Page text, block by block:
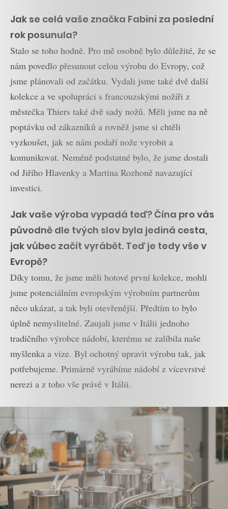
Jak se celá vaše značka Fabini za poslední
rok posunula?
Stalo se toho hodně. Pro mě osobně bylo důležité, že se
nám povedlo přesunout celou výrobu do Evropy, což
jsme plánovali od začátku. Vydali jsme také dvě další
kolekce a ve spolupráci s francouzskými nožíři z
městečka Thiers také dvě sady nožů. Měli jsme na ně
poptávku od zákazníků a rovněž jsme si chtěli
vyzkoušet, jak se nám podaří nože vyrobit a
komunikovat. Neméně podstatné bylo, že jsme dostali
od Jiřího Hlavenky a Martina Rozhoně navazující
investici.
Jak vaše výroba vypadá teď? Čína pro vás
původně dle tvých slov byla jediná cesta,
jak vůbec začít vyrábět. Teď je tedy vše v
Evropě?
Díky tomu, že jsme měli hotové první kolekce, mohli
jsme potenciálním evropským výrobním partnerům
něco ukázat, a tak byli otevřenější. Předtím to bylo
úplně nemyslitelné. Zaujali jsme v Itálii jednoho
tradičního výrobce nádobí, kterému se zalíbila naše
myšlenka a vize. Byl ochotný upravit výrobu tak, jak
potřebujeme. Primárně vyrábíme nádobí z vícevrstvé
nerezi a z toho vše právě v Itálii.